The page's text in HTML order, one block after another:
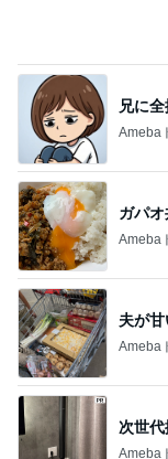
ガパ
Ameba
夫が
Ameba
次世代
Ameba
注意で
Ameba